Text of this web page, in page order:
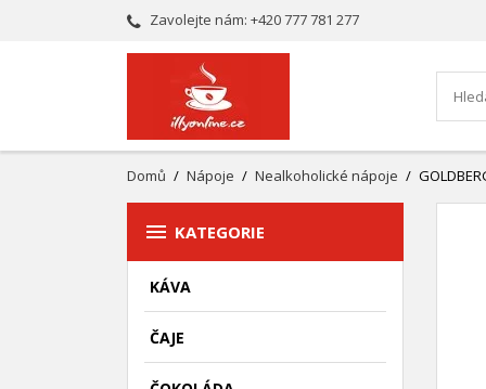
Zavolejte nám: +420 777 781 277
Domů Nápoje Nealkoholické nápoje
 KATEGORIE
KÁVA
ČAJE